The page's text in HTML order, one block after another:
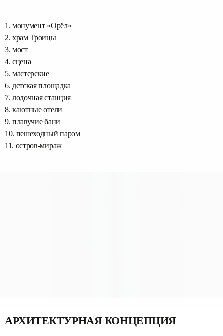
1. монумент «Орёл»
2. храм Троицы
3. мост
4. сцена
5. мастерские
6. детская площадка
7. лодочная станция
8. каютные отели
9. плавучие бани
10. пешеходный паром
11. остров-мираж
АРХИТЕКТУРНАЯ КОНЦЕПЦИЯ